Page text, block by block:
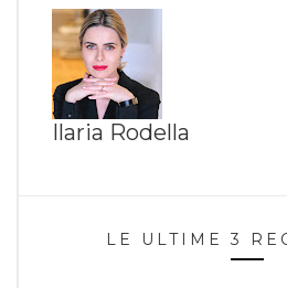
Ilaria Rodella
LE ULTIME 3